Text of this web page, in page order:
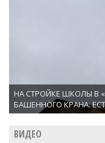
НА СТРОЙКЕ ШКОЛЫ В
БАШЕННОГО КРАНА.
ВИДЕО